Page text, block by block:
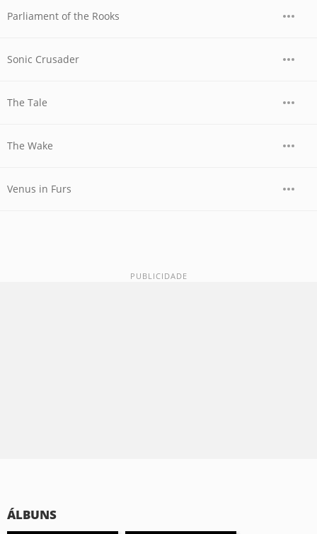
Parliament of the Rooks
Sonic Crusader
The Tale
The Wake
Venus in Furs
ÁLBUNS